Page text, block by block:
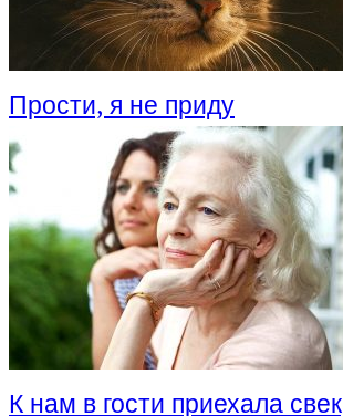
Прости, я не приду
К нам в гости приехала